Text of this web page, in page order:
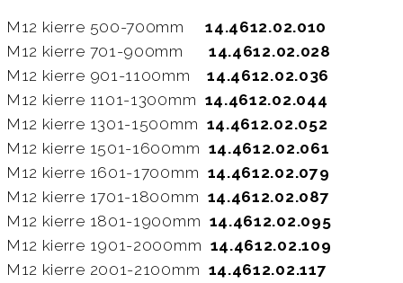
M12 kierre 500-700mm14.4612.02.010
M12 kierre 701-900mm 14.4612.02.028
M12 kierre 901-1100mm14.4612.02.036
M12 kierre 1101-1300mm 14.4612.02.044
M12 kierre 1301-1500mm 14.4612.02.052
M12 kierre 1501-1600mm 14.4612.02.061
M12 kierre 1601-1700mm 14.4612.02.079
M12 kierre 1701-1800mm 14.4612.02.087
M12 kierre 1801-1900mm 14.4612.02.095
M12 kierre 1901-2000mm 14.4612.02.109
M12 kierre 2001-2100mm 14.4612.02.117